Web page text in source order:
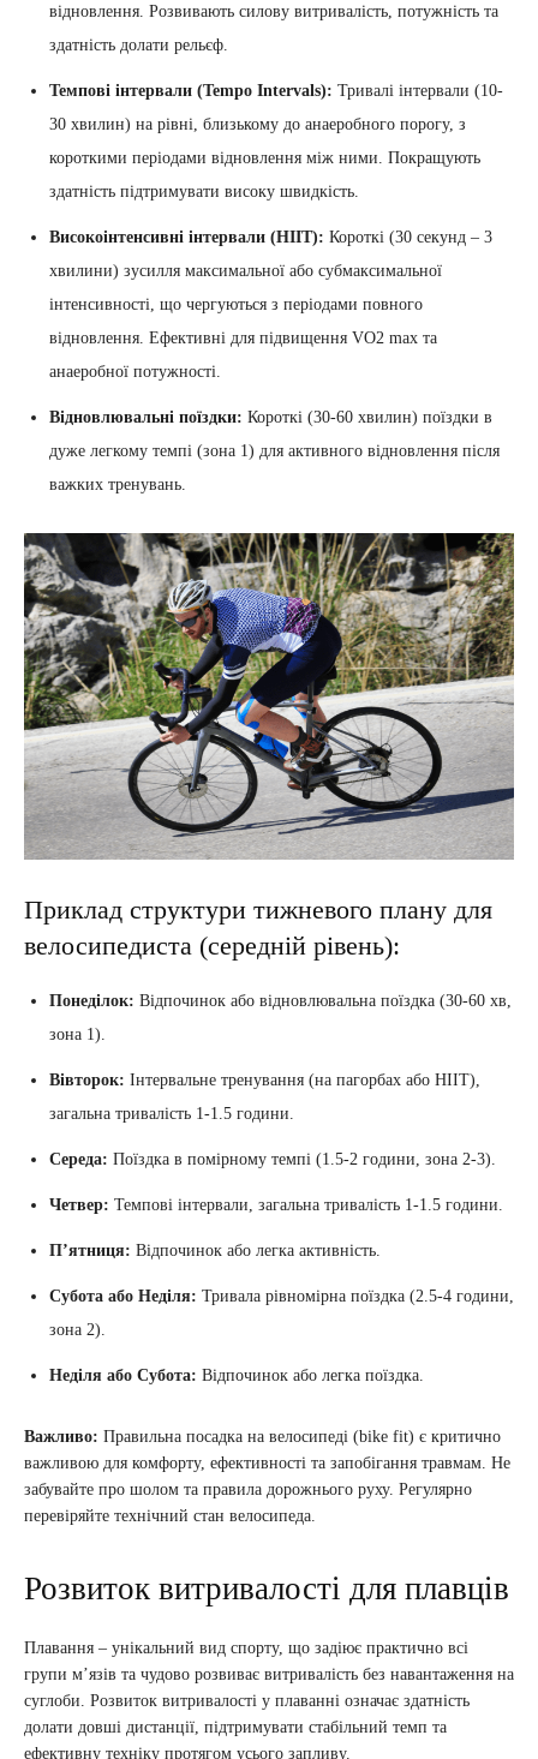
відновлення. Розвивають силову витривалість, потужність та
здатність долати рельєф.
Темпові інтервали (Tempo Intervals): Тривалі інтервали (10-
30 хвилин) на рівні, близькому до анаеробного порогу, з
короткими періодами відновлення між ними. Покращують
здатність підтримувати високу швидкість.
Високоінтенсивні інтервали (HIIT): Короткі (30 секунд – 3
хвилини) зусилля максимальної або субмаксимальної
інтенсивності, що чергуються з періодами повного
відновлення. Ефективні для підвищення VO2 max та
анаеробної потужності.
Відновлювальні поїздки: Короткі (30-60 хвилин) поїздки в
дуже легкому темпі (зона 1) для активного відновлення після
важких тренувань.
Приклад структури тижневого плану для
велосипедиста (середній рівень):
Понеділок: Відпочинок або відновлювальна поїздка (30-60 хв,
зона 1).
Вівторок: Інтервальне тренування (на пагорбах або HIIT),
загальна тривалість 1-1.5 години.
Середа: Поїздка в помірному темпі (1.5-2 години, зона 2-3).
Четвер: Темпові інтервали, загальна тривалість 1-1.5 години.
П’ятниця: Відпочинок або легка активність.
Субота або Неділя: Тривала рівномірна поїздка (2.5-4 години,
зона 2).
Неділя або Субота: Відпочинок або легка поїздка.
Важливо: Правильна посадка на велосипеді (bike fit) є критично
важливою для комфорту, ефективності та запобігання травмам. Не
забувайте про шолом та правила дорожнього руху. Регулярно
перевіряйте технічний стан велосипеда.
Розвиток витривалості для плавців
Плавання – унікальний вид спорту, що задіює практично всі
групи м’язів та чудово розвиває витривалість без навантаження на
суглоби. Розвиток витривалості у плаванні означає здатність
долати довші дистанції, підтримувати стабільний темп та
ефективну техніку протягом усього запливу.